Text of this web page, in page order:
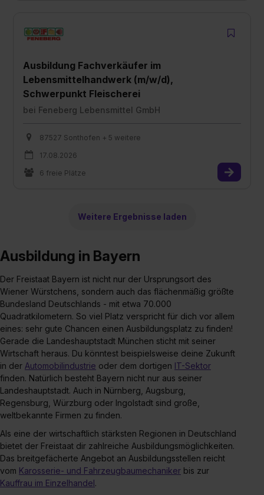
Ausbildung Fachverkäufer im
Lebensmittelhandwerk (m/w/d),
Schwerpunkt Fleischerei
bei Feneberg Lebensmittel GmbH
87527 Sonthofen + 5 weitere
17.08.2026
6 freie Plätze
Weitere Ergebnisse laden
Ausbildung in Bayern
Der Freistaat Bayern ist nicht nur der Ursprungsort des
Wiener Würstchens, sondern auch das flächenmäßig größte
Bundesland Deutschlands - mit etwa 70.000
Quadratkilometern. So viel Platz verspricht für dich vor allem
eines: sehr gute Chancen einen Ausbildungsplatz zu finden!
Gerade die Landeshauptstadt München sticht mit seiner
Wirtschaft heraus. Du könntest beispielsweise deine Zukunft
in der Automobilindustrie oder dem dortigen IT-Sektor
finden. Natürlich besteht Bayern nicht nur aus seiner
Landeshauptstadt. Auch in Nürnberg, Augsburg,
Regensburg, Würzburg oder Ingolstadt sind große,
weltbekannte Firmen zu finden.
Als eine der wirtschaftlich stärksten Regionen in Deutschland
bietet der Freistaat dir zahlreiche Ausbildungsmöglichkeiten.
Das breitgefächerte Angebot an Ausbildungsstellen reicht
vom Karosserie- und Fahrzeugbaumechaniker bis zur
Kauffrau im Einzelhandel.